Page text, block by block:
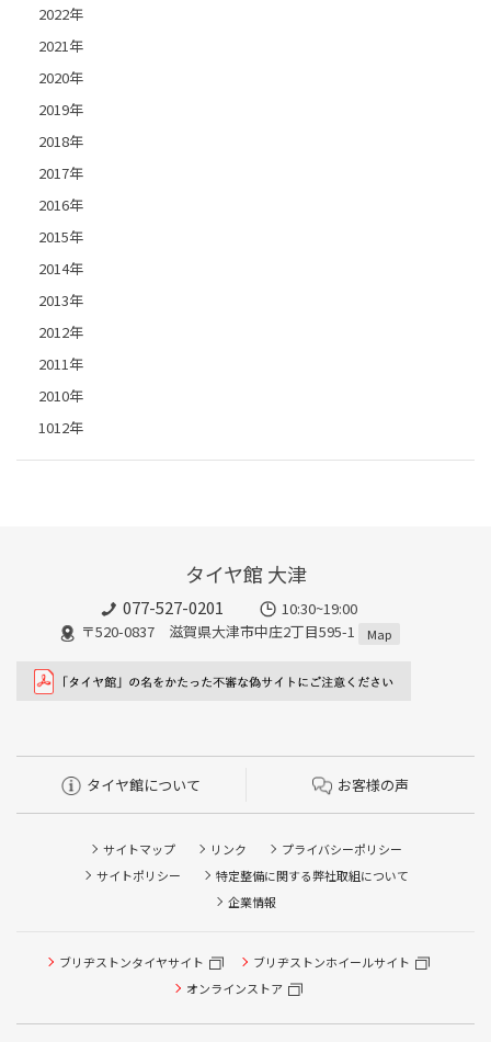
2022年
2021年
2020年
2019年
2018年
2017年
2016年
2015年
2014年
2013年
2012年
2011年
2010年
1012年
タイヤ館 大津
077-527-0201
10:30~19:00
〒520-0837 滋賀県大津市中庄2丁目595-1
Map
タイヤ館について お客様の声
サイトマップ リンク
プライバシーポリシー
サイトポリシー
特定整備に関する弊社取組について
企業情報
ブリヂストンタイヤサイト
ブリヂストンホイールサイト
オンラインストア
タイヤ点検・安全点検/タイヤ履き替え/オイル交換/その他
ピット作業の予約